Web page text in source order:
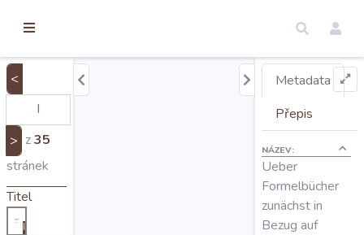
Úvod
Edice
<
> z35
stránek
Titel
I
Metadata
Přepis
NÁZEV:
Ueber
Formelbücher
zunächst in
Bezug auf